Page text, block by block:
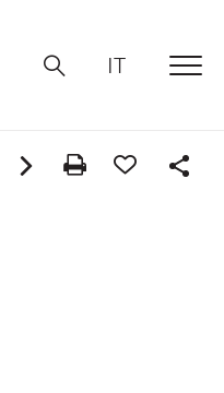
IT
Share